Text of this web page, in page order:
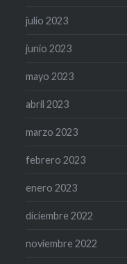
julio 2023
junio 2023
mayo 2023
abril 2023
marzo 2023
febrero 2023
enero 2023
diciembre 2022
noviembre 2022